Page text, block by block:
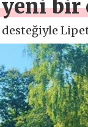
yeni